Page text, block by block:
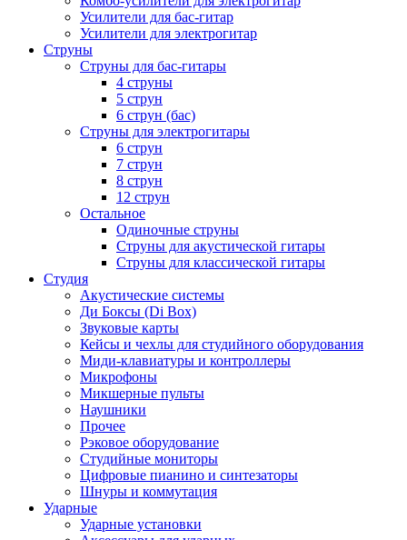
Усилители для бас-гитар
Усилители для электрогитар
Струны
Струны для бас-гитары
4 струны
5 струн
6 струн (бас)
Струны для электрогитары
6 струн
7 струн
8 струн
12 струн
Остальное
Одиночные струны
Струны для акустической гитары
Струны для классической гитары
Студия
Акустические системы
Ди Боксы (Di Box)
Звуковые карты
Кейсы и чехлы для студийного оборудования
Миди-клавиатуры и контроллеры
Микрофоны
Микшерные пульты
Наушники
Прочее
Рэковое оборудование
Студийные мониторы
Цифровые пианино и синтезаторы
Шнуры и коммутация
Ударные
Ударные установки